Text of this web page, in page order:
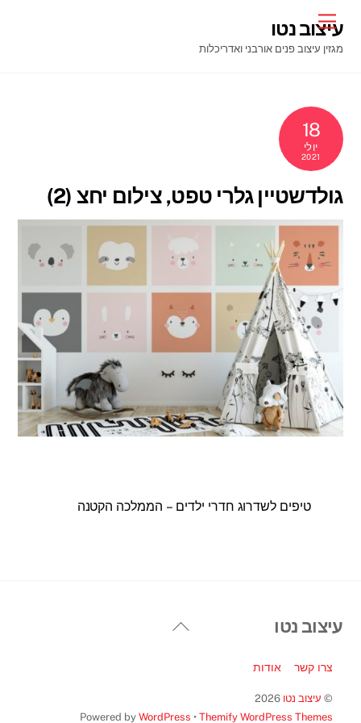
content
Menu
עיצוב נטו
מגזין עיצוב פנים אורבני ואדריכלות
18
יולי
2021
גולדשטיין גלרי טפט, צילום יחצ (2)
טיפים לשדרוג חדרי ילדים – הממלכה הקטנה
Back
עיצוב נטו
צרו קשר אודות
© עיצוב נטו 2026
Powered by WordPress • Themify WordPress Themes